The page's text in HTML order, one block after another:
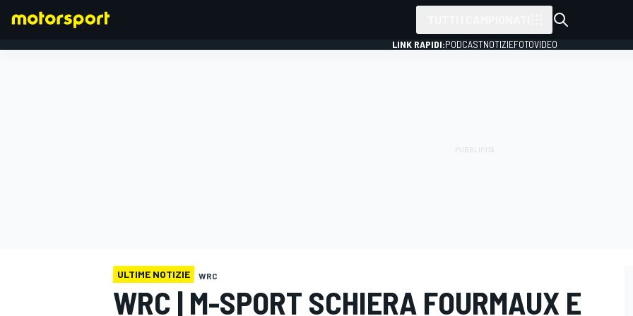
LINK RAPIDI:PODCASTNOTIZIEFOTOVIDEO
ULTIME NOTIZIE WRC
WRC | M-SPORT SCHIERA FOURMAUX E